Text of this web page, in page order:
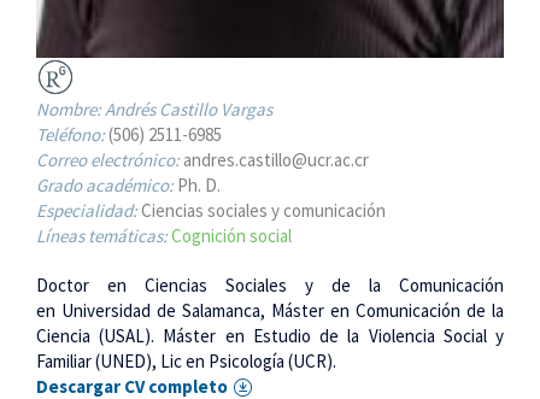
Nombre:Andrés Castillo Vargas
Teléfono:(506) 2511-6985
Correo electrónico:andres.castillo@ucr.ac.cr
Grado académico:Ph. D.
Especialidad:Ciencias sociales y comunicación
Líneas temáticas:Cognición social
Doctor en Ciencias Sociales y de la Comunicación
en Universidad de Salamanca, Máster en Comunicación de la
Ciencia (USAL). Máster en Estudio de la Violencia Social y
Familiar (UNED), Lic en Psicología (UCR).
Descargar CV completo